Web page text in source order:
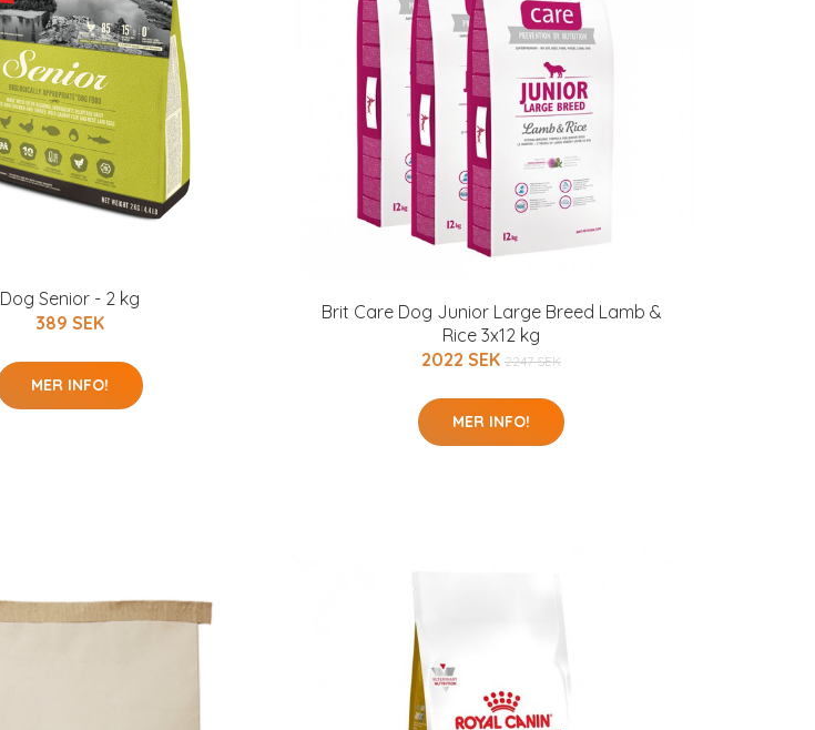
Dog Senior - 2 kg
389 SEK
MER INFO!
Brit Care Dog Junior Large Breed Lamb &
Rice 3x12 kg
2022 SEK 2247 SEK
MER INFO!